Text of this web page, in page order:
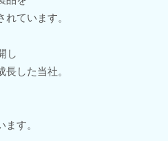
ています。
し
した当社。
す。